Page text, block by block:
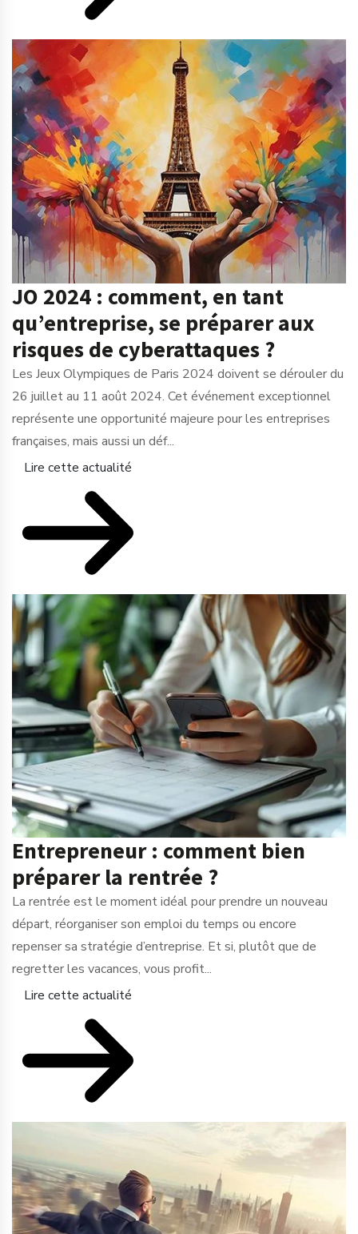
JO 2024 : comment, en tant
qu’entreprise, se préparer aux
risques de cyberattaques ?
Les Jeux Olympiques de Paris 2024 doivent se dérouler du
26 juillet au 11 août 2024. Cet événement exceptionnel
représente une opportunité majeure pour les entreprises
françaises, mais aussi un déf...
Lire cette actualité
Entrepreneur : comment bien
préparer la rentrée ?
La rentrée est le moment idéal pour prendre un nouveau
départ, réorganiser son emploi du temps ou encore
repenser sa stratégie d’entreprise. Et si, plutôt que de
regretter les vacances, vous profit...
Lire cette actualité